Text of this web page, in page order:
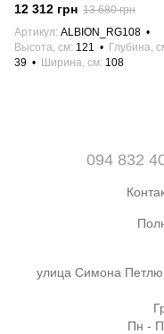
12 312 грн 13 680 грн
Артикул ALBION_RG108
Высота, см 121
Глубина,
39
Ширина, см 108
094 832
улица Симона
Пн -